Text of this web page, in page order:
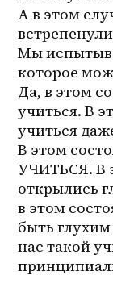
А в этом
Мы
которое
Да, в этом
учиться. В
учиться
В этом
УЧИТЬСЯ. В
открылись
в этом
быть
нас такой